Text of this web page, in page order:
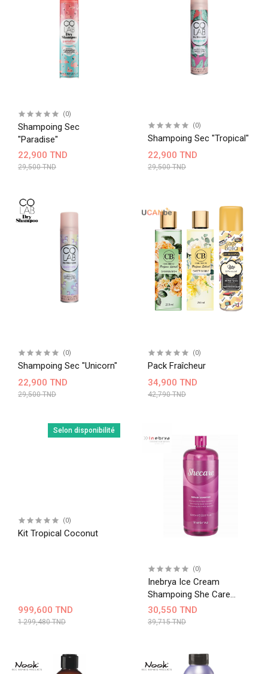
(0)
Shampoing Sec
"Paradise"
22,900 TND
29,500 TND
(0)
Shampoing Sec "Tropical"
22,900 TND
29,500 TND
(0)
Shampoing Sec "Unicorn"
22,900 TND
29,500 TND
(0)
Pack Fraîcheur
34,900 TND
42,790 TND
Selon disponibilité
(0)
Kit Tropical Coconut
999,600 TND
1 299,480 TND
(0)
Inebrya Ice Cream
Shampoing She Care
1000ml
30,550 TND
39,715 TND